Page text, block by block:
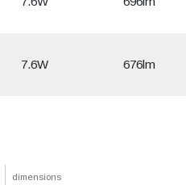
7.6W 676lm
dimensions